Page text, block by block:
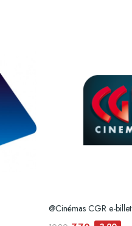
@Cinémas CGR e-billet